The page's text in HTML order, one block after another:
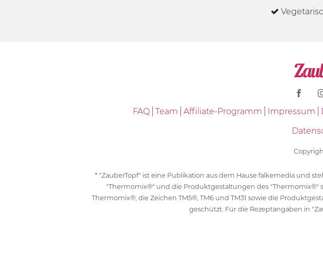
FAQ Team Affiliate-Programm Impressum
* "ZauberTopf" ist eine Publikation aus dem Hause falkemedia und
"Thermomix®" und die Produktgestaltungen des "Thermomix®"
Thermomix®, die Zeichen TM5®, TM6 und TM31 sowie die
geschützt. Für die Rezeptangaben in